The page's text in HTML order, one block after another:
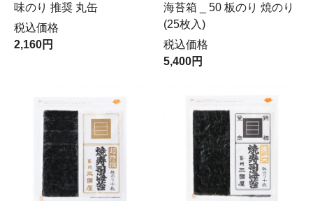
味のり 推奨 丸缶
税込価格
2,160円
海苔箱 _ 50 板のり 焼のり
(25枚入)
税込価格
5,400円